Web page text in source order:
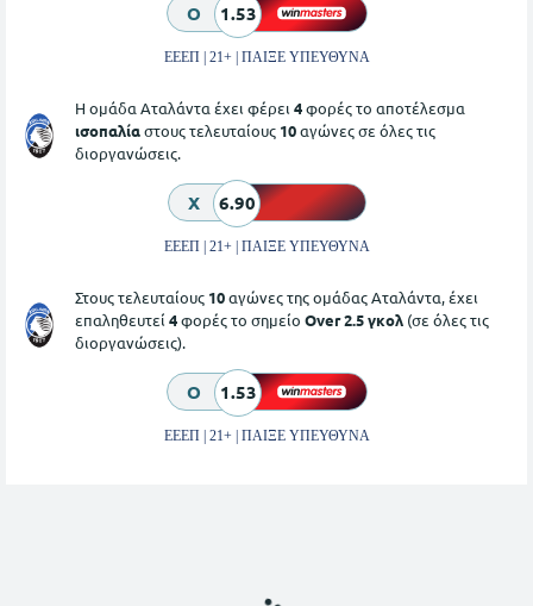
O 1.53
ΕΕΕΠ | 21+ | ΠΑΙΞΕ ΥΠΕΥΘΥΝΑ
Η ομάδα Αταλάντα έχει φέρει 4φορές το αποτέλεσμα
ισοπαλίαστους τελευταίους 10αγώνες σε όλες τις
διοργανώσεις.
X 6.90
ΕΕΕΠ | 21+ | ΠΑΙΞΕ ΥΠΕΥΘΥΝΑ
Στους τελευταίους 10αγώνες της ομάδας Αταλάντα, έχει
επαληθευτεί 4φορές το σημείο Over 2.5 γκολ (σε όλες τις
διοργανώσεις).
O 1.53
ΕΕΕΠ | 21+ | ΠΑΙΞΕ ΥΠΕΥΘΥΝΑ